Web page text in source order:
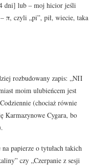
dni] lub – moj hicior jeśli
π, czyli „pi”, pił, wiecie, taka
rozbudowany zapis: „NΠ
moim ulubieńcem jest
(chociaż równie
Karmazynowe Cygara, bo
papierze o tytułach takich
czy „Czerpanie z sesji